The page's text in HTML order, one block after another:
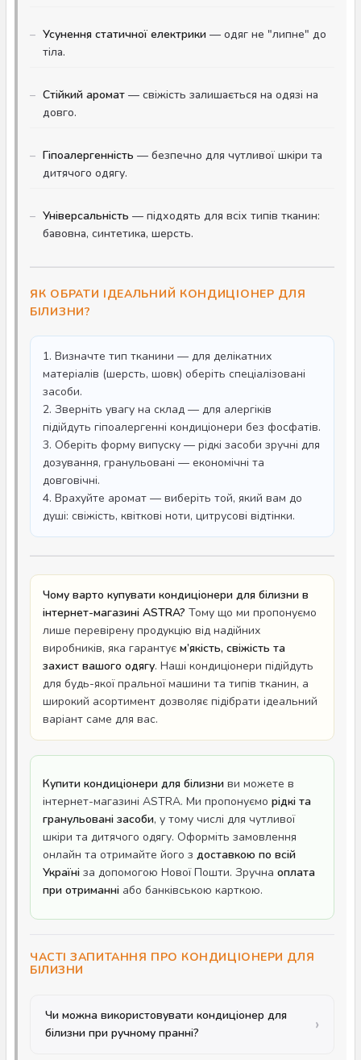
Усунення статичної електрики — одяг не "липне" до
тіла.
Стійкий аромат — свіжість залишається на одязі на
довго.
Гіпоалергенність — безпечно для чутливої шкіри та
дитячого одягу.
Універсальність — підходять для всіх типів тканин:
бавовна, синтетика, шерсть.
ЯК ОБРАТИ ІДЕАЛЬНИЙ КОНДИЦІОНЕР ДЛЯ
БІЛИЗНИ?
1. Визначте тип тканини — для делікатних
матеріалів (шерсть, шовк) оберіть спеціалізовані
засоби.
2. Зверніть увагу на склад — для алергіків
підійдуть гіпоалергенні кондиціонери без фосфатів.
3. Оберіть форму випуску — рідкі засоби зручні для
дозування, гранульовані — економічні та
довговічні.
4. Врахуйте аромат — виберіть той, який вам до
душі: свіжість, квіткові ноти, цитрусові відтінки.
Чому варто купувати кондиціонери для білизни в
інтернет-магазині ASTRA? Тому що ми пропонуємо
лише перевірену продукцію від надійних
виробників, яка гарантує м’якість, свіжість та
захист вашого одягу. Наші кондиціонери підійдуть
для будь-якої пральної машини та типів тканин, а
широкий асортимент дозволяє підібрати ідеальний
варіант саме для вас.
Купити кондиціонери для білизни ви можете в
інтернет-магазині ASTRA. Ми пропонуємо рідкі та
гранульовані засоби, у тому числі для чутливої
шкіри та дитячого одягу. Оформіть замовлення
онлайн та отримайте його з доставкою по всій
Україні за допомогою Нової Пошти. Зручна оплата
при отриманні або банківською карткою.
ЧАСТІ ЗАПИТАННЯ ПРО КОНДИЦІОНЕРИ ДЛЯ
БІЛИЗНИ
Чи можна використовувати кондиціонер для
білизни при ручному пранні?